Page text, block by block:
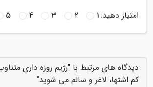
امتیاز دهید:1
2
3
4
5
دیدگاه های مرتبط با "رژیم روزه داری
کم اشتها، لاغر و سالم می شوید"